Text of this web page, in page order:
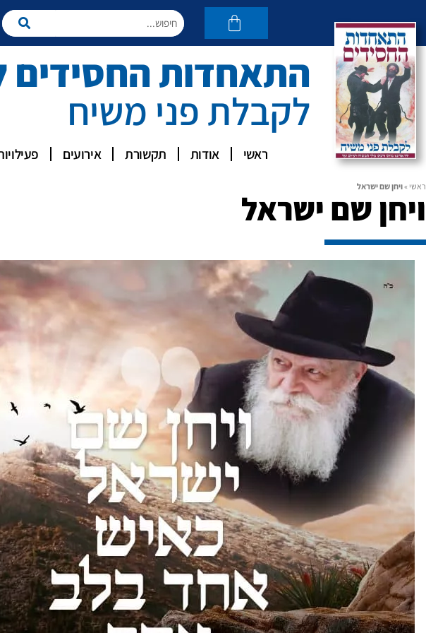
התאחדות החסידים
לקבלת פני משיח
ראשי אודות תקשורת אירועים
ראשי »ויחן שם ישראל
ויחן שם ישראל